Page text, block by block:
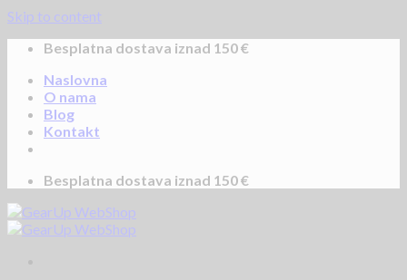
Skip to content
Besplatna dostava iznad 150 €
Naslovna
O nama
Blog
Kontakt
Besplatna dostava iznad 150 €